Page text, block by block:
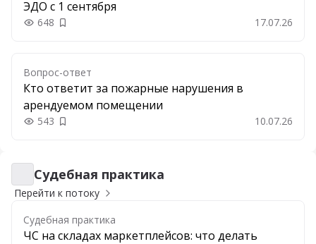
ЭДО с 1 сентября
648 Добавить в закладки 17.07.26
Вопрос-ответ
Кто ответит за пожарные нарушения в
арендуемом помещении
543 Добавить в закладки 10.07.26
Судебная практика
Судебная практика
Перейти к потоку
Судебная практика
ЧС на складах маркетплейсов: что делать